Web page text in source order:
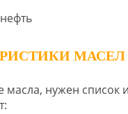
МАСЕЛ
нужен список